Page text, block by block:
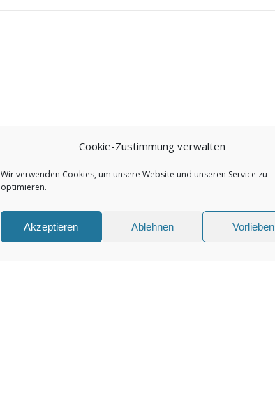
Cookie-Zustimmung verwalten
Wir verwenden Cookies, um unsere Website und unseren Service zu
optimieren.
Akzeptieren Ablehnen Vorlieben